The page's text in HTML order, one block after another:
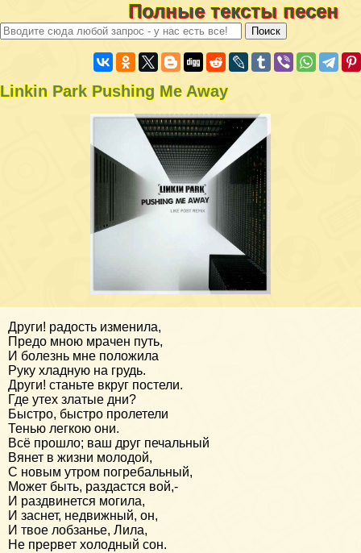
Полные тексты песен
Linkin Park Pushing Me Away
Други! радость изменила,
Предо мною мрачен путь,
И болезнь мне положила
Руку хладную на грудь.
Други! станьте вкруг постели.
Где утех златые дни?
Быстро, быстро пролетели
Тенью легкою они.
Всё прошло; ваш друг печальный
Вянет в жизни молодой,
С новым утром погребальный,
Может быть, раздастся вой,-
И раздвинется могила,
И заснет, недвижный, он,
И твое лобзанье, Лила,
Не прервет холодный сон.